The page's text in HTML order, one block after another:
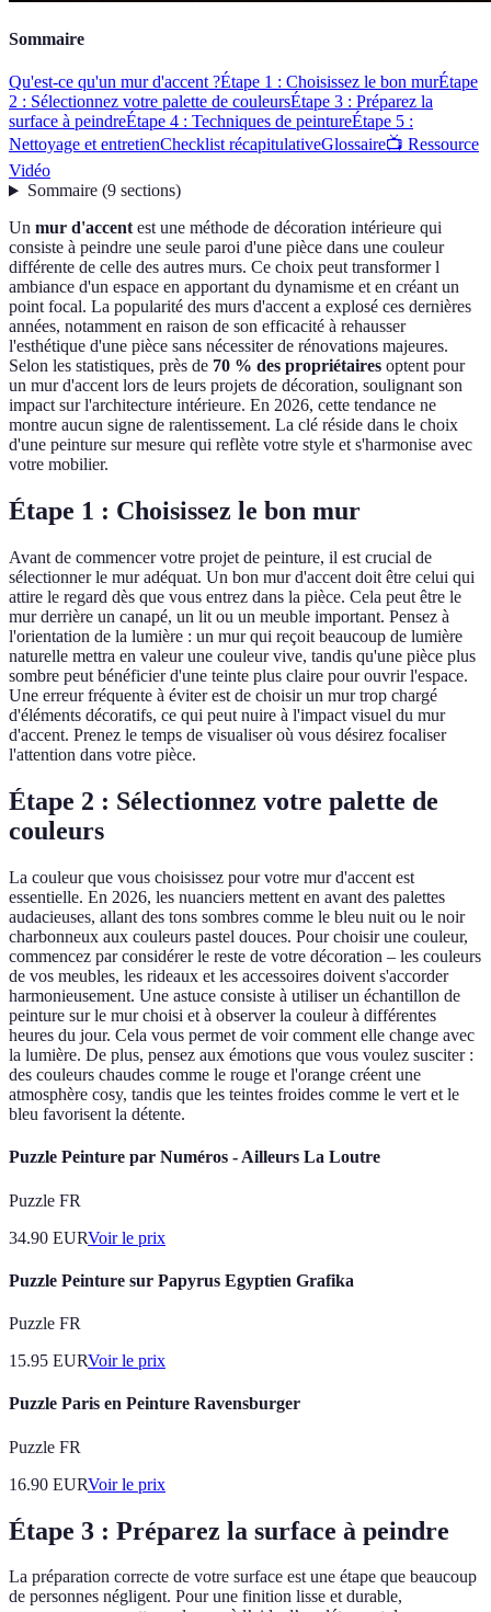
Sommaire
Qu'est-ce qu'un mur d'accent ?Étape 1 : Choisissez le bon murÉtape
2 : Sélectionnez votre palette de couleursÉtape 3 : Préparez la
surface à peindreÉtape 4 : Techniques de peintureÉtape 5 :
Nettoyage et entretienChecklist récapitulativeGlossaire📺 Ressource
Vidéo
Sommaire(9 sections)
Un mur d'accentest une méthode de décoration intérieure qui
consiste à peindre une seule paroi d'une pièce dans une couleur
différente de celle des autres murs. Ce choix peut transformer l
ambiance d'un espace en apportant du dynamisme et en créant un
point focal. La popularité des murs d'accent a explosé ces dernières
années, notamment en raison de son efficacité à rehausser
l'esthétique d'une pièce sans nécessiter de rénovations majeures.
Selon les statistiques, près de 70 % des propriétaires optent pour
un mur d'accent lors de leurs projets de décoration, soulignant son
impact sur l'architecture intérieure. En 2026, cette tendance ne
montre aucun signe de ralentissement. La clé réside dans le choix
d'une peinture sur mesure qui reflète votre style et s'harmonise avec
votre mobilier.
Étape 1 : Choisissez le bon mur
Avant de commencer votre projet de peinture, il est crucial de
sélectionner le mur adéquat. Un bon mur d'accent doit être celui qui
attire le regard dès que vous entrez dans la pièce. Cela peut être le
mur derrière un canapé, un lit ou un meuble important. Pensez à
l'orientation de la lumière : un mur qui reçoit beaucoup de lumière
naturelle mettra en valeur une couleur vive, tandis qu'une pièce plus
sombre peut bénéficier d'une teinte plus claire pour ouvrir l'espace.
Une erreur fréquente à éviter est de choisir un mur trop chargé
d'éléments décoratifs, ce qui peut nuire à l'impact visuel du mur
d'accent. Prenez le temps de visualiser où vous désirez focaliser
l'attention dans votre pièce.
Étape 2 : Sélectionnez votre palette de
couleurs
La couleur que vous choisissez pour votre mur d'accent est
essentielle. En 2026, les nuanciers mettent en avant des palettes
audacieuses, allant des tons sombres comme le bleu nuit ou le noir
charbonneux aux couleurs pastel douces. Pour choisir une couleur,
commencez par considérer le reste de votre décoration – les couleurs
de vos meubles, les rideaux et les accessoires doivent s'accorder
harmonieusement. Une astuce consiste à utiliser un échantillon de
peinture sur le mur choisi et à observer la couleur à différentes
heures du jour. Cela vous permet de voir comment elle change avec
la lumière. De plus, pensez aux émotions que vous voulez susciter :
des couleurs chaudes comme le rouge et l'orange créent une
atmosphère cosy, tandis que les teintes froides comme le vert et le
bleu favorisent la détente.
Puzzle Peinture par Numéros - Ailleurs La Loutre
Puzzle FR
34.90 EURVoir le prix
Puzzle Peinture sur Papyrus Egyptien Grafika
Puzzle FR
15.95 EURVoir le prix
Puzzle Paris en Peinture Ravensburger
Puzzle FR
16.90 EURVoir le prix
Étape 3 : Préparez la surface à peindre
La préparation correcte de votre surface est une étape que beaucoup
de personnes négligent. Pour une finition lisse et durable,